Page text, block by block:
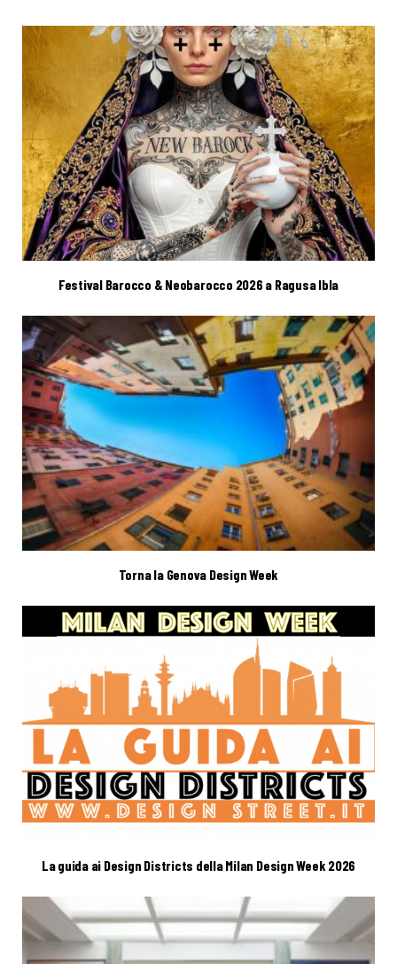
Festival Barocco & Neobarocco 2026 a Ragusa Ibla
Torna la Genova Design Week
La guida ai Design Districts della Milan Design Week 2026